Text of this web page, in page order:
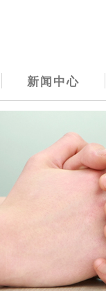
新闻中心